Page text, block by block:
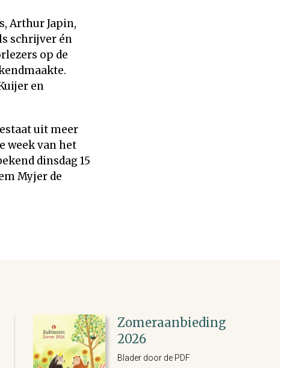
Arthur Japin,
schrijver én
op de
en
uit meer
week van het
dinsdag 15
Myjer de
Zomeraanbieding
2026
Blader door de PDF